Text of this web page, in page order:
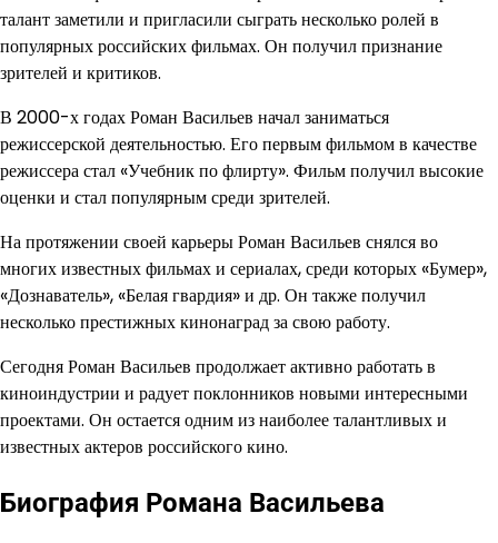
талант заметили и пригласили сыграть несколько ролей в
популярных российских фильмах. Он получил признание
зрителей и критиков.
В 2000-х годах Роман Васильев начал заниматься
режиссерской деятельностью. Его первым фильмом в качестве
режиссера стал «Учебник по флирту». Фильм получил высокие
оценки и стал популярным среди зрителей.
На протяжении своей карьеры Роман Васильев снялся во
многих известных фильмах и сериалах, среди которых «Бумер»,
«Дознаватель», «Белая гвардия» и др. Он также получил
несколько престижных кинонаград за свою работу.
Сегодня Роман Васильев продолжает активно работать в
киноиндустрии и радует поклонников новыми интересными
проектами. Он остается одним из наиболее талантливых и
известных актеров российского кино.
Биография Романа Васильева